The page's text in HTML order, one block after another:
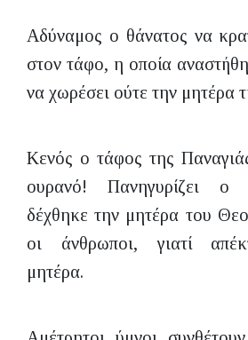
Αδύναμος ο θάνατος να
στον τάφο, η οποία
να χωρέσει ούτε την μητέρα
Κενός ο τάφος της
ουρανό! Πανηγυρίζει ο
δέχθηκε την μητέρα του
οι άνθρωποι, γιατί
μητέρα.